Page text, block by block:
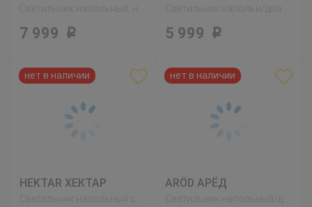
7 999 Р 5 999 Р
HEKTAR ХЕКТАР ARÖD АРЁД